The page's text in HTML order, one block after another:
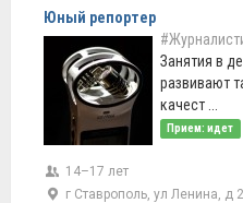
Юный репортер
Занятия в
развивают
качест ...
Прием: идет
14–17 лет
г Ставрополь, ул Ленина, д